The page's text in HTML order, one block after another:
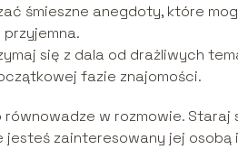
śmieszne anegdoty, które
się z dala od drażliwych
fazie znajomości.
w rozmowie.
jesteś zainteresowany jej